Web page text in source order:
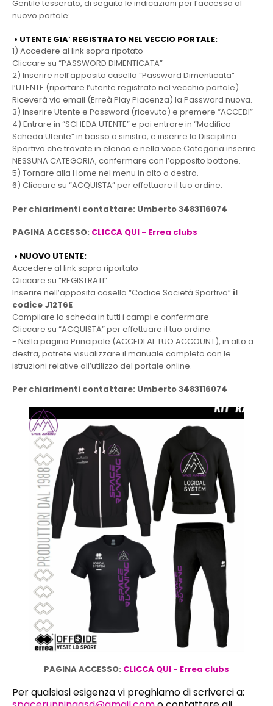
Gentile tesserato, di seguito le indicazioni per l’accesso al
nuovo portale:
•⁠ ⁠UTENTE GIA’ REGISTRATO NEL VECCIO PORTALE:
1) Accedere al link sopra ripotato
Cliccare su “PASSWORD DIMENTICATA”
2) Inserire nell’apposita casella “Password Dimenticata”
l’UTENTE (riportare l’utente registrato nel vecchio portale)
Riceverà via email (Erreà Play Piacenza) la Password nuova.
3) Inserire Utente e Password (ricevuta) e premere “ACCEDI”
4) Entrare in “SCHEDA UTENTE” e poi entrare in “Modifica
Scheda Utente” in basso a sinistra, e inserire la Disciplina
Sportiva che trovate in elenco e nella voce Categoria inserire
NESSUNA CATEGORIA, confermare con l’apposito bottone.
5) Tornare alla Home nel menu in alto a destra.
6) Cliccare su “ACQUISTA” per effettuare il tuo ordine.
Per chiarimenti contattare: Umberto 3483116074
PAGINA ACCESSO: CLICCA QUI - Errea clubs
•⁠ ⁠NUOVO UTENTE:
Accedere al link sopra riportato
Cliccare su “REGISTRATI”
Inserire nell’apposita casella “Codice Società Sportiva” il
codice J12T6E
Compilare la scheda in tutti i campi e confermare
Cliccare su “ACQUISTA” per effettuare il tuo ordine.
- Nella pagina Principale (ACCEDI AL TUO ACCOUNT), in alto a
destra, potrete visualizzare il manuale completo con le
istruzioni relative all’utilizzo del portale online.
Per chiarimenti contattare: Umberto 3483116074
PAGINA ACCESSO: CLICCA QUI - Errea clubs
Per qualsiasi esigenza vi preghiamo di scriverci a: